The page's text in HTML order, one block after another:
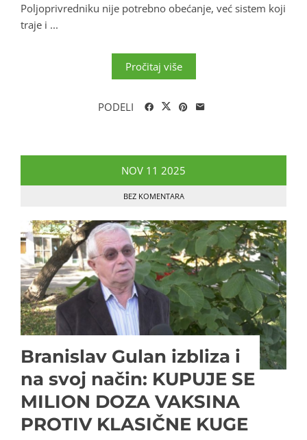
Poljoprivredniku nije potrebno obećanje, već sistem koji
traje i ...
Pročitaj više
PODELI
NOV 11 2025
BEZ KOMENTARA
Branislav Gulan izbliza i
na svoj način: KUPUJE SE
MILION DOZA VAKSINA
PROTIV KLASIČNE KUGE